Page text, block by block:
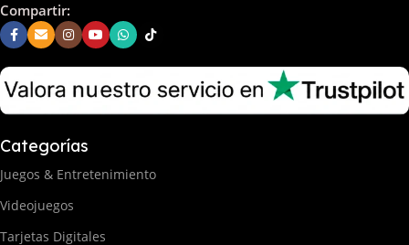
Compartir:
Categorías
Juegos & Entretenimiento
Videojuegos
Tarjetas Digitales